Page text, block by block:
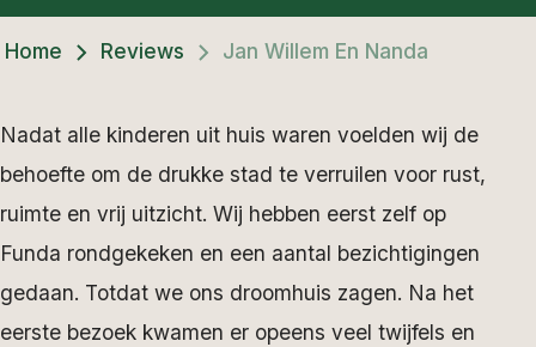
Home Reviews Jan Willem En Nanda
Nadat alle kinderen uit huis waren voelden wij de
behoefte om de drukke stad te verruilen voor rust,
ruimte en vrij uitzicht. Wij hebben eerst zelf op
Funda rondgekeken en een aantal bezichtigingen
gedaan. Totdat we ons droomhuis zagen. Na het
eerste bezoek kwamen er opeens veel twijfels en